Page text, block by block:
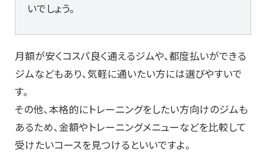
いでしょう。
月額が安くコスパ良く通えるジムや、都度払いができる
ジムなどもあり、気軽に通いたい方には選びやすいで
す。
その他、本格的にトレーニングをしたい方向けのジムも
あるため、金額やトレーニングメニューなどを比較して
受けたいコースを見つけるといいですよ。